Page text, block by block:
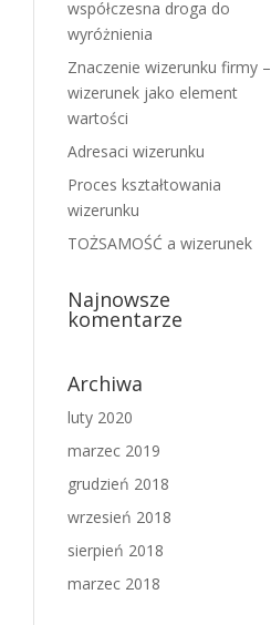
współczesna droga do
wyróżnienia
Znaczenie wizerunku firmy –
wizerunek jako element
wartości
Adresaci wizerunku
Proces kształtowania
wizerunku
TOŻSAMOŚĆ a wizerunek
Najnowsze
komentarze
Archiwa
luty 2020
marzec 2019
grudzień 2018
wrzesień 2018
sierpień 2018
marzec 2018